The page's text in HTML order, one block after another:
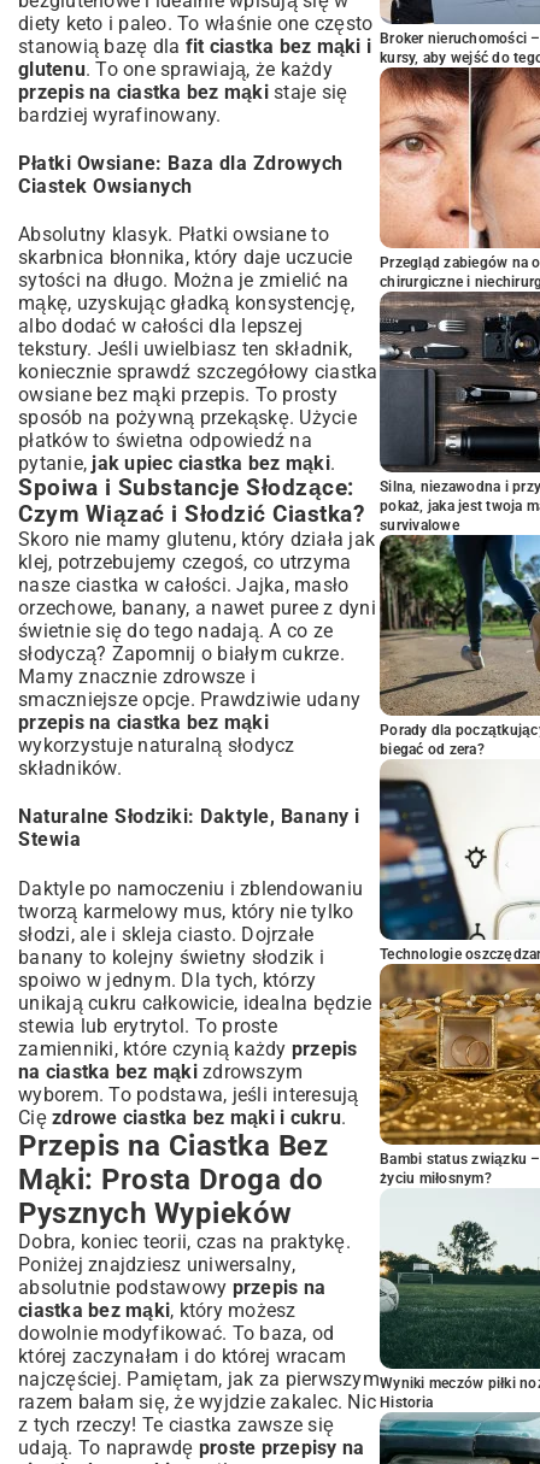
diety keto i paleo. To właśnie one często
stanowią bazę dla fit ciastka bez mąki i
glutenu. To one sprawiają, że każdy
przepis na ciastka bez mąkistaje się
bardziej wyrafinowany.
Płatki Owsiane: Baza dla Zdrowych
Ciastek Owsianych
Absolutny klasyk. Płatki owsiane to
skarbnica błonnika, który daje uczucie
sytości na długo. Można je zmielić na
mąkę, uzyskując gładką konsystencję,
albo dodać w całości dla lepszej
tekstury. Jeśli uwielbiasz ten składnik,
koniecznie sprawdź szczegółowy ciastka
owsiane bez mąki przepis. To prosty
sposób na pożywną przekąskę. Użycie
płatków to świetna odpowiedź na
pytanie, jak upiec ciastka bez mąki.
Spoiwa i Substancje Słodzące:
Czym Wiązać i Słodzić Ciastka?
Skoro nie mamy glutenu, który działa jak
klej, potrzebujemy czegoś, co utrzyma
nasze ciastka w całości. Jajka, masło
orzechowe, banany, a nawet puree z dyni
świetnie się do tego nadają. A co ze
słodyczą? Zapomnij o białym cukrze.
Mamy znacznie zdrowsze i
smaczniejsze opcje. Prawdziwie udany
przepis na ciastka bez mąki
wykorzystuje naturalną słodycz
składników.
Naturalne Słodziki: Daktyle, Banany i
Stewia
Daktyle po namoczeniu i zblendowaniu
tworzą karmelowy mus, który nie tylko
słodzi, ale i skleja ciasto. Dojrzałe
banany to kolejny świetny słodzik i
spoiwo w jednym. Dla tych, którzy
unikają cukru całkowicie, idealna będzie
stewia lub erytrytol. To proste
zamienniki, które czynią każdy przepis
na ciastka bez mąkizdrowszym
wyborem. To podstawa, jeśli interesują
Cię zdrowe ciastka bez mąki i cukru.
Przepis na Ciastka Bez
Mąki: Prosta Droga do
Pysznych Wypieków
Dobra, koniec teorii, czas na praktykę.
Poniżej znajdziesz uniwersalny,
absolutnie podstawowy przepis na
ciastka bez mąki, który możesz
dowolnie modyfikować. To baza, od
której zaczynałam i do której wracam
najczęściej. Pamiętam, jak za pierwszym
razem bałam się, że wyjdzie zakalec. Nic
z tych rzeczy! Te ciastka zawsze się
udają. To naprawdę proste przepisy na
Broker nieruchomości
kursy, aby wejść do
Przegląd zabiegów na
chirurgiczne i
Silna, niezawodna i
pokaż, jaka jest twoja
survivalowe
Porady dla
biegać od zera?
Technologie
Bambi status związku
życiu miłosnym?
Wyniki meczów piłki
Historia